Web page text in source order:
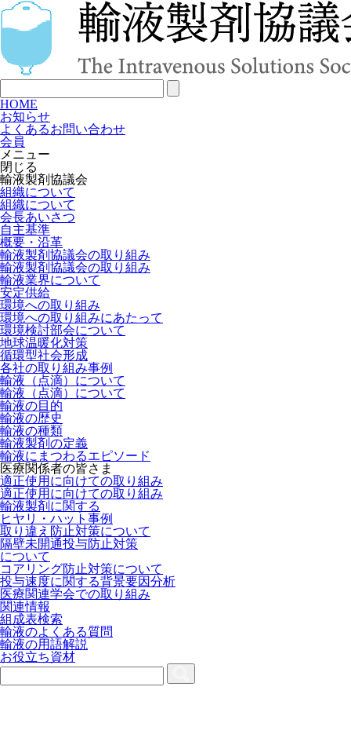
HOME
お知らせ
よくあるお問い合わせ
会員
メニュー
閉じる
輸液製剤協議会
組織について
組織について
会長あいさつ
自主基準
概要・沿革
輸液製剤協議会の取り組み
輸液製剤協議会の取り組み
輸液業界について
安定供給
環境への取り組み
環境への取り組みにあたって
環境検討部会について
地球温暖化対策
循環型社会形成
各社の取り組み事例
輸液（点滴）について
輸液（点滴）について
輸液の目的
輸液の歴史
輸液の種類
輸液製剤の定義
輸液にまつわるエピソード
医療関係者の皆さま
適正使用に向けての取り組み
適正使用に向けての取り組み
輸液製剤に関する
ヒヤリ・ハット事例
取り違え防止対策について
隔壁未開通投与防止対策
について
コアリング防止対策について
投与速度に関する背景要因分析
医療関連学会での取り組み
関連情報
組成表検索
輸液のよくある質問
輸液の用語解説
お役立ち資材